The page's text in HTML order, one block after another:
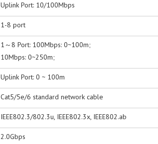
Uplink Port: 10/100Mbps
1-8 port
1～8 Port: 100Mbps: 0~100m;
10Mbps: 0~250m;
Uplink Port: 0 ~ 100m
Cat5/5e/6 standard network cable
IEEE802.3/802.3u, IEEE802.3x, IEEE802.ab
2.0Gbps